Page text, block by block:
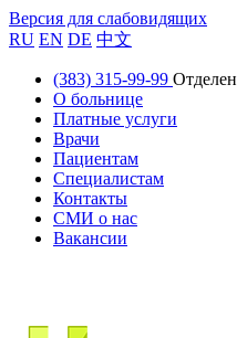
Версия для слабовидящих
RU EN DE 中文
(383) 315-99-99
О больнице
Платные услуги
Врачи
Пациентам
Специалистам
Контакты
СМИ о нас
Вакансии